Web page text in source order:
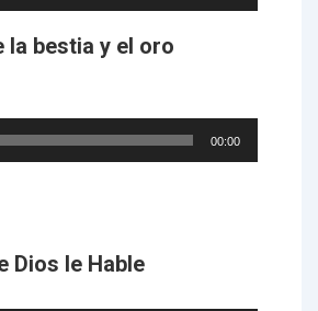
la bestia y el oro
00:00
Dios le Hable